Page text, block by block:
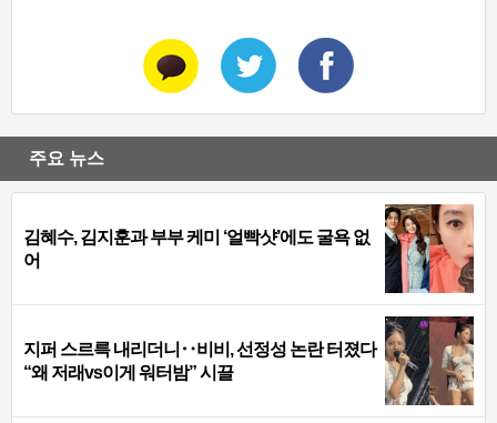
주요 뉴스
김혜수, 김지훈과 부부 케미 ‘얼빡샷’에도 굴욕 없
어
지퍼 스르륵 내리더니‥비비, 선정성 논란 터졌다
“왜 저래vs이게 워터밤” 시끌